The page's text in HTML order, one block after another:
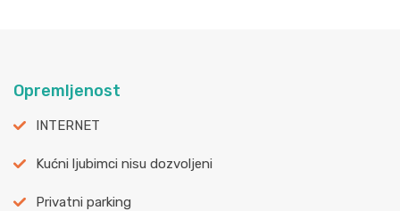
Opremljenost
INTERNET
Kućni ljubimci nisu dozvoljeni
Privatni parking